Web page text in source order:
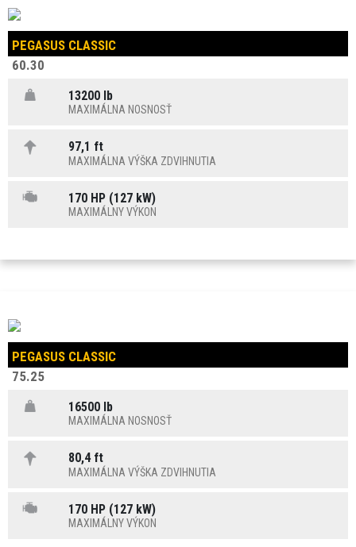
PEGASUS CLASSIC
60.30
13200 lb
MAXIMÁLNA NOSNOSŤ
97,1 ft
MAXIMÁLNA VÝŠKA ZDVIHNUTIA
170 HP (127 kW)
MAXIMÁLNY VÝKON
PEGASUS CLASSIC
75.25
16500 lb
MAXIMÁLNA NOSNOSŤ
80,4 ft
MAXIMÁLNA VÝŠKA ZDVIHNUTIA
170 HP (127 kW)
MAXIMÁLNY VÝKON